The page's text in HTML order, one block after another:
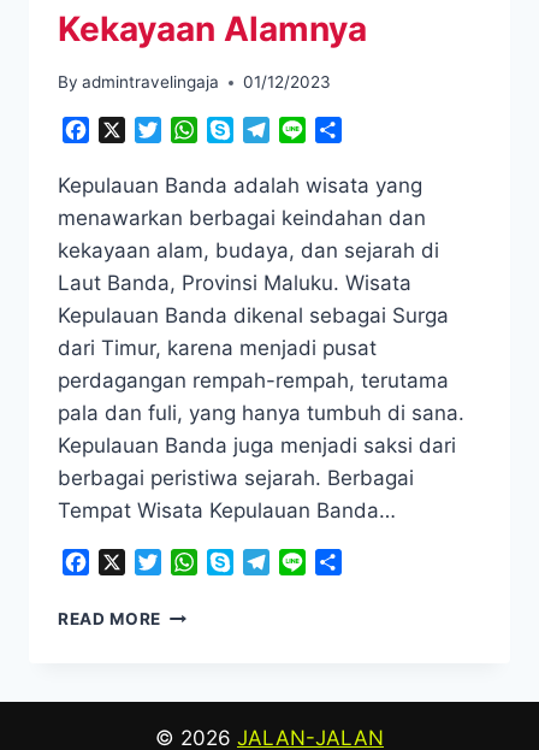
Kekayaan Alamnya
By admintravelingaja 01/12/2023
FacebookTwitterWhatsApp
SkypeTelegram
Line
Kepulauan Banda adalah wisata yang
menawarkan berbagai keindahan dan
kekayaan alam, budaya, dan sejarah di
Laut Banda, Provinsi Maluku. Wisata
Kepulauan Banda dikenal sebagai Surga
dari Timur, karena menjadi pusat
perdagangan rempah-rempah, terutama
pala dan fuli, yang hanya tumbuh di sana.
Kepulauan Banda juga menjadi saksi dari
berbagai peristiwa sejarah. Berbagai
Tempat Wisata Kepulauan Banda…
FacebookTwitterWhatsApp
SkypeTelegram
Line
READ MORE KEPULAUAN
TERCANTIK
© 2026 JALAN-JALAN